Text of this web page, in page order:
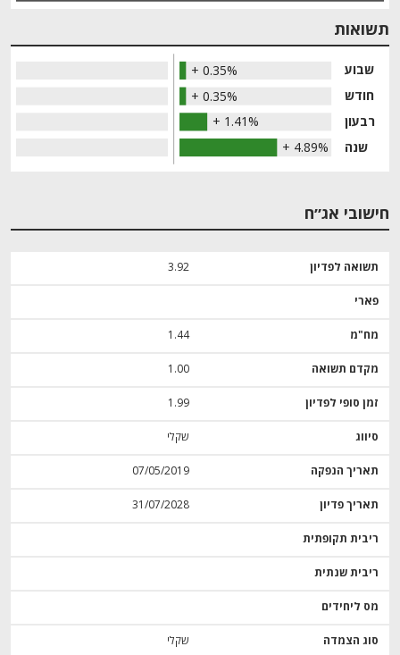
תשואות
+ 0.35%
+ 0.35%
+ 1.41%
+ 4.89% שנה
רבעון
חודש
שבוע
חישובי אג״ח
תשואה לפדיון 3.92
פארי
מח"מ 1.44
מקדם תשואה 1.00
זמן סופי לפדיון 1.99
סיווג שקלי
תאריך הנפקה 07/05/2019
תאריך פדיון 31/07/2028
ריבית תקופתית
ריבית שנתית
מס ליחידים
סוג הצמדה שקלי